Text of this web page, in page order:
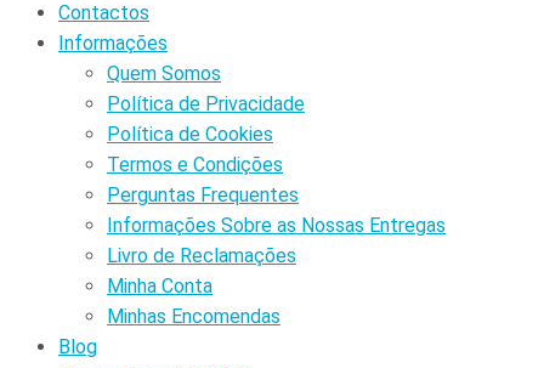
Contactos
Informações
Quem Somos
Política de Privacidade
Política de Cookies
Termos e Condições
Perguntas Frequentes
Informações Sobre as Nossas Entregas
Livro de Reclamações
Minha Conta
Minhas Encomendas
Blog